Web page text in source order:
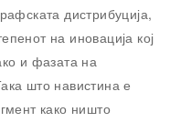
дистрибуција,
на иновација кој
и фазата на
што навистина е
како ништо